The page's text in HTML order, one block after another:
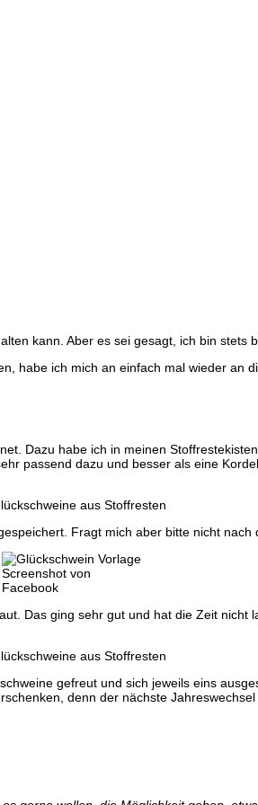
kann. Aber es sei gesagt, ich bin stets
habe ich mich an einfach mal wieder an
Dazu habe ich in meinen
passend dazu und besser als eine
Fragt mich aber bitte nicht nach
Screenshot von
Facebook
Das ging sehr gut und hat die Zeit
gefreut und sich jeweils eins
denn der nächste Jahreswechsel